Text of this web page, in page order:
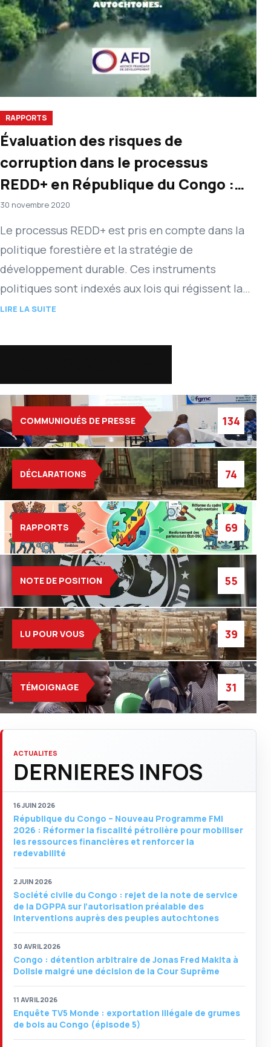
RAPPORTS
Évaluation des risques de
corruption dans le processus
REDD+ en République du Congo :
Garantir les avantages et bénéfices
des communautés locales et
populations autochtones
30 novembre 2020
Le processus REDD+ est pris en compte dans la
politique forestière et la stratégie de
développement durable. Ces instruments
politiques sont indexés aux lois qui régissent la
protection des ressources naturelles et…
LIRE LA SUITE
COMMUNIQUÉS DE PRESSE 134
DÉCLARATIONS 74
RAPPORTS 69
NOTE DE POSITION 55
LU POUR VOUS 39
TÉMOIGNAGE 31
ACTUALITES
DERNIERES INFOS
16 JUIN 2026
République du Congo – Nouveau Programme FMI
2026 : Réformer la fiscalité pétrolière pour mobiliser
les ressources financières et renforcer la
redevabilité
2 JUIN 2026
Société civile du Congo : rejet de la note de service
de la DGPPA sur l’autorisation préalable des
interventions auprès des peuples autochtones
30 AVRIL 2026
Congo : détention arbitraire de Jonas Fred Makita à
Dolisie malgré une décision de la Cour Suprême
11 AVRIL 2026
Enquête TV5 Monde : exportation illégale de grumes
de bois au Congo (épisode 5)